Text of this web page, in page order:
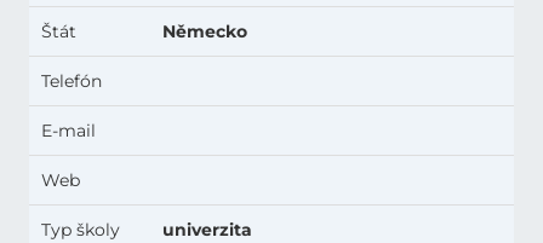
Štát Německo
Telefón
E-mail
Web
Typ školy univerzita